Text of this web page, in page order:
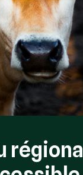
régional